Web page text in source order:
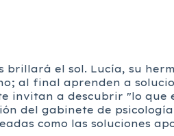
el sol. Lucía, su
al final aprenden a
invitan a descubrir "lo que
del gabinete de
como las soluciones